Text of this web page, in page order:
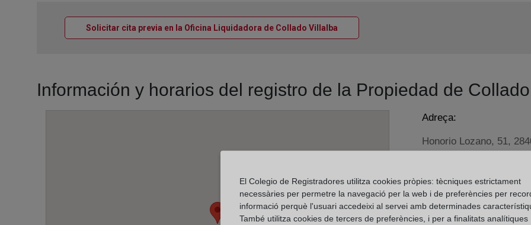
Solicitar cita previa en la Oficina Liquidadora de Collado Villalba
Información y horarios del registro de la Propiedad de
Adreça:
Honorio Lozano, 51,
De lunes a viernes de
Agosto: De lunes a
Los días 24 y 31 de
El Colegio de Registradores utilitza cookies pròpies: tècniques estrictament
necessàries per permetre la navegació per la web i de preferències per
informació perquè l'usuari accedeixi al servei amb determinades
També utilitza cookies de tercers de preferències, i per a finalitats analítiques